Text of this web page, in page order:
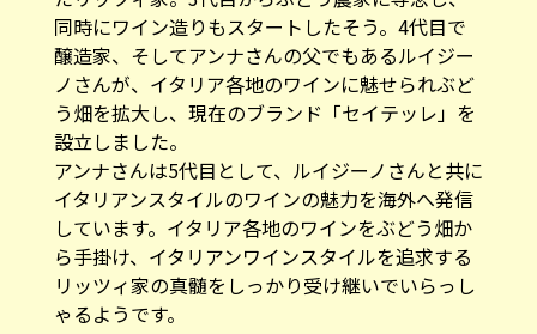
同時にワイン造りもスタートしたそう。4代目で
醸造家、そしてアンナさんの父でもあるルイジー
ノさんが、イタリア各地のワインに魅せられぶど
う畑を拡大し、現在のブランド「セイテッレ」を
設立しました。
アンナさんは5代目として、ルイジーノさんと共に
イタリアンスタイルのワインの魅力を海外へ発信
しています。イタリア各地のワインをぶどう畑か
ら手掛け、イタリアンワインスタイルを追求する
リッツィ家の真髄をしっかり受け継いでいらっし
ゃるようです。